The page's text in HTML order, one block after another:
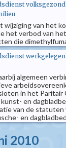
van het
het verbod van
die
algemeen
in het Paritair
en
van de statuten
en
2010